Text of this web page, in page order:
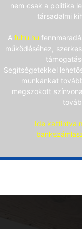
nem csak a politika
társadalmi
A fuhu.hu
működéséhez,
Segítségetekkel
munkánkat
megszokott
Ide kattintva